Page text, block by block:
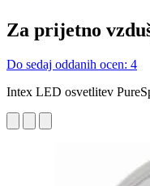
Za prijetno
Do sedaj oddanih ocen: 4
Intex LED osvetlitev